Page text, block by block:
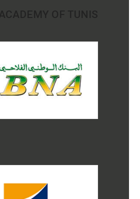
OF TUNIS